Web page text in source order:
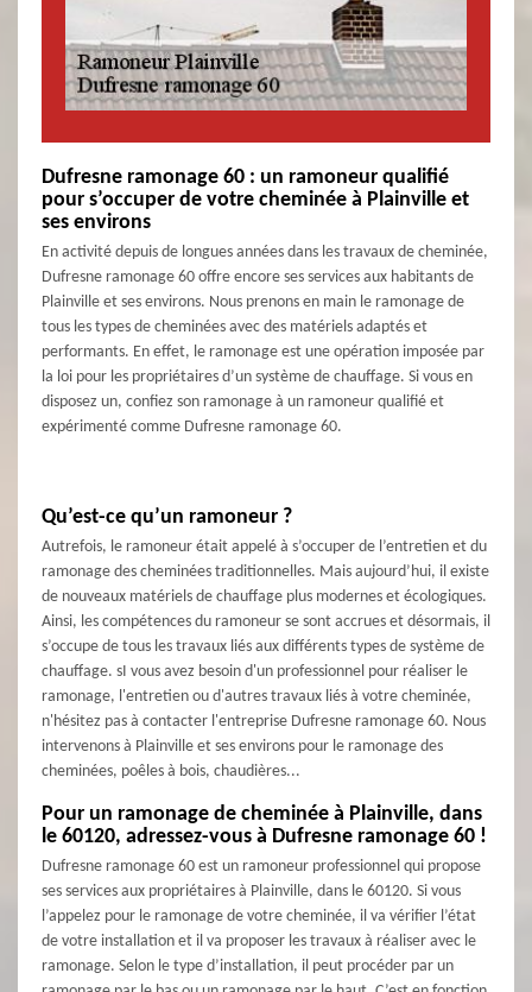
Dufresne ramonage 60 : un ramoneur qualifié
pour s’occuper de votre cheminée à Plainville et
ses environs
En activité depuis de longues années dans les travaux de cheminée,
Dufresne ramonage 60 offre encore ses services aux habitants de
Plainville et ses environs. Nous prenons en main le ramonage de
tous les types de cheminées avec des matériels adaptés et
performants. En effet, le ramonage est une opération imposée par
la loi pour les propriétaires d’un système de chauffage. Si vous en
disposez un, confiez son ramonage à un ramoneur qualifié et
expérimenté comme Dufresne ramonage 60.
Qu’est-ce qu’un ramoneur ?
Autrefois, le ramoneur était appelé à s’occuper de l’entretien et du
ramonage des cheminées traditionnelles. Mais aujourd’hui, il existe
de nouveaux matériels de chauffage plus modernes et écologiques.
Ainsi, les compétences du ramoneur se sont accrues et désormais, il
s’occupe de tous les travaux liés aux différents types de système de
chauffage. sI vous avez besoin d'un professionnel pour réaliser le
ramonage, l'entretien ou d'autres travaux liés à votre cheminée,
n'hésitez pas à contacter l'entreprise Dufresne ramonage 60. Nous
intervenons à Plainville et ses environs pour le ramonage des
cheminées, poêles à bois, chaudières...
Pour un ramonage de cheminée à Plainville, dans
le 60120, adressez-vous à Dufresne ramonage 60 !
Dufresne ramonage 60 est un ramoneur professionnel qui propose
ses services aux propriétaires à Plainville, dans le 60120. Si vous
l’appelez pour le ramonage de votre cheminée, il va vérifier l’état
de votre installation et il va proposer les travaux à réaliser avec le
ramonage. Selon le type d’installation, il peut procéder par un